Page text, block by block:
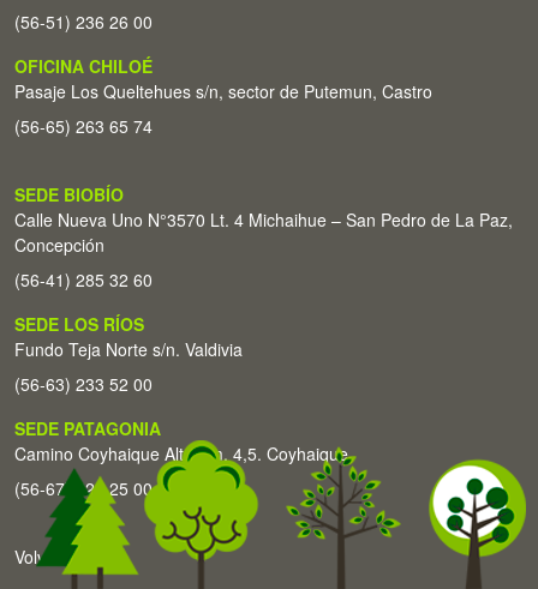
(56-51) 236 26 00
OFICINA CHILOÉ
Pasaje Los Queltehues s/n, sector de Putemun, Castro
(56-65) 263 65 74
SEDE BIOBÍO
Calle Nueva Uno N°3570 Lt. 4 Michaihue – San Pedro de La Paz,
Concepción
(56-41) 285 32 60
SEDE LOS RÍOS
Fundo Teja Norte s/n. Valdivia
(56-63) 233 52 00
SEDE PATAGONIA
Camino Coyhaique Alto Km. 4,5. Coyhaique
(56-67) 226 25 00
Volver arriba